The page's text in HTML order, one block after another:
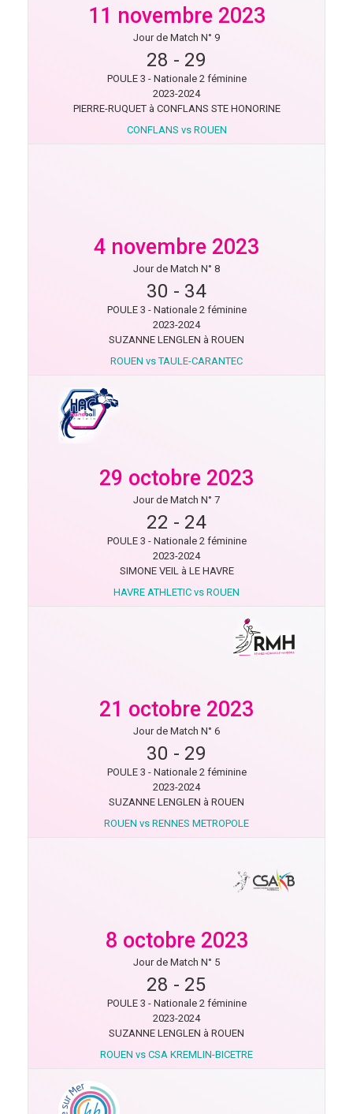
11 novembre 2023
Jour de Match N° 9
28 - 29
POULE 3 - Nationale 2 féminine
2023-2024
PIERRE-RUQUET à CONFLANS STE HONORINE
CONFLANS vs ROUEN
4 novembre 2023
Jour de Match N° 8
30 - 34
POULE 3 - Nationale 2 féminine
2023-2024
SUZANNE LENGLEN à ROUEN
ROUEN vs TAULE-CARANTEC
29 octobre 2023
Jour de Match N° 7
22 - 24
POULE 3 - Nationale 2 féminine
2023-2024
SIMONE VEIL à LE HAVRE
HAVRE ATHLETIC vs ROUEN
21 octobre 2023
Jour de Match N° 6
30 - 29
POULE 3 - Nationale 2 féminine
2023-2024
SUZANNE LENGLEN à ROUEN
ROUEN vs RENNES METROPOLE
8 octobre 2023
Jour de Match N° 5
28 - 25
POULE 3 - Nationale 2 féminine
2023-2024
SUZANNE LENGLEN à ROUEN
ROUEN vs CSA KREMLIN-BICETRE